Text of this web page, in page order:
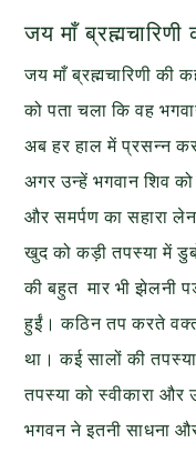
जय माँ ब्रह्मचारिणी
जय माँ ब्रह्मचारिणी की
को पता चला कि वह
अब हर हाल में प्रसन्न
अगर उन्‍हें भगवान शिव
और समर्पण का सहारा
खुद को कड़ी तपस्‍या में
की बहुत मार भी झेलनी
हुईं। कठिन तप करते
था। कई सालों की तपस्‍या
तपस्‍या को स्‍वीकारा और
भगवन ने इतनी साधना